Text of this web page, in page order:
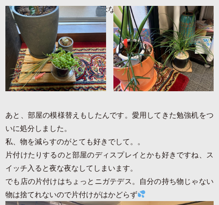
植物って永遠に欲しくなるのはなんででしょう？？
あと、部屋の模様替えもしたんです。愛用してきた勉強机をつ
いに処分しました。
私、物を減らすのがとても好きでして。。
片付けたりするのと部屋のディスプレイとかも好きですね、ス
イッチ入ると夜な夜なしてしまいます。
でも店の片付けはちょっとニガテデス。自分の持ち物じゃない
物は捨てれないので片付けがはかどらず